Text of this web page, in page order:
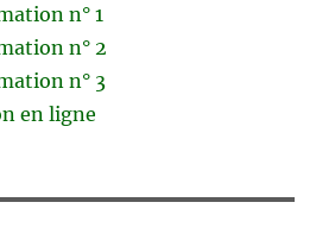
n° 1
n° 2
n° 3
en ligne